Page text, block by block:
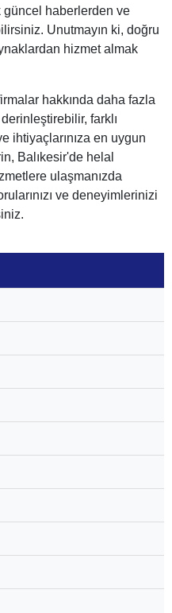
güncel haberlerden ve
Unutmayın ki, doğru
hizmet almak
hakkında daha fazla
farklı
ihtiyaçlarınıza en uygun
Balıkesir'de helal
ulaşmanızda
ve deneyimlerinizi